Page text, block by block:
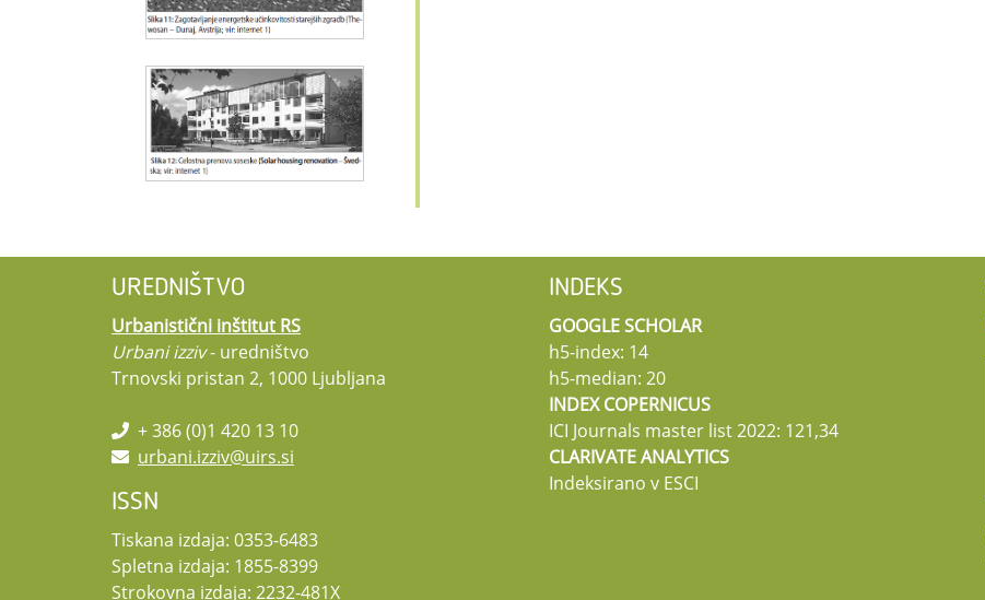
UREDNIŠTVO
Urbanistični inštitut RS
Urbani izziv- uredništvo
Trnovski pristan 2, 1000 Ljubljana
+ 386 (0)1 420 13 10
urbani.izziv@uirs.si
ISSN
Tiskana izdaja: 0353-6483
Spletna izdaja: 1855-8399
Strokovna izdaja: 2232-481X
INDEKS
GOOGLE SCHOLAR
h5-index: 14
h5-median: 20
INDEX COPERNICUS
ICI Journals master list 2022: 121,34
CLARIVATE ANALYTICS
Indeksirano v ESCI